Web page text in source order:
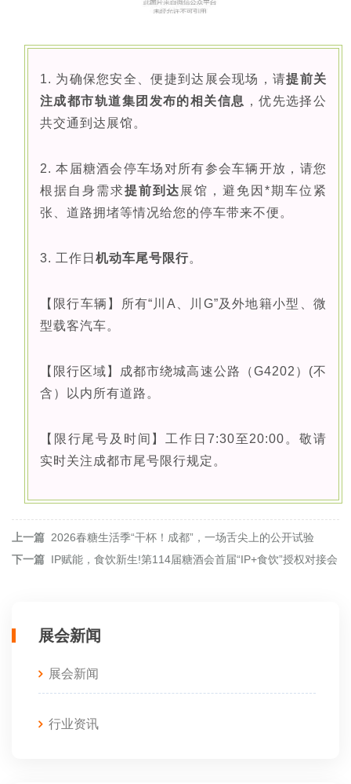
1. 为确保您安全、便捷到达展会现场，请提前关
注成都市轨道集团发布的相关信息 ，优先选择公
共交通到达展馆。
2. 本届糖酒会停车场对所有参会车辆开放，请您
根据自身需求提前到达 展馆，避免因*期车位紧
张、道路拥堵等情况给您的停车带来不便。
3. 工作日 机动车尾号限行。
【限行车辆】所有“川A、川G”及外地籍小型、微
型载客汽车。
【限行区域】成都市绕城高速公路（G4202）(不
含）以内所有道路。
【限行尾号及时间】工作日7:30至20:00。敬请
实时关注成都市尾号限行规定。
上一篇 2026春糖生活季“干杯！成都”，一场舌尖上的公开试验
下一篇 IP赋能，食饮新生!第114届糖酒会首届“IP+食饮”授权对接会
展会新闻
展会新闻
行业资讯